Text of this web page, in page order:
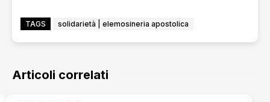
TAGS solidarietà | elemosineria apostolica
Articoli correlati